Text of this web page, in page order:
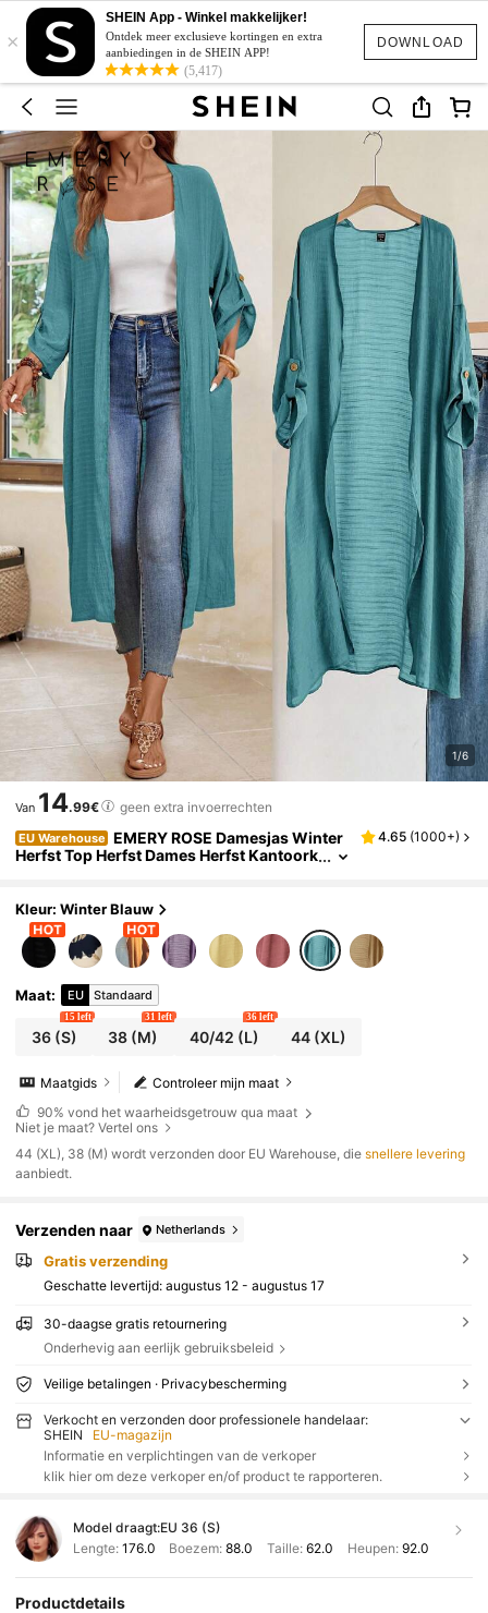
DOWNLOAD
×
SHEIN App - Winkel makkelijker!
Ontdek meer exclusieve kortingen en extra
aanbiedingen in de SHEIN APP!
(5,417)
1/6
Van 14.99€ geen extra invoerrechten
EU Warehouse EMERY ROSE Damesjas Winter
Herfst Top Herfst Dames Herfst Kantoork
4.65 (1000+)
Kleur: Winter Blauw
Maat: EU Standaard
36(S)
15 left
38 (M)
31 left
40/42 (L)
36 left
44(XL)
Controleer mijn maat
Maatgids
90% vond het waarheidsgetrouw qua maat
Niet je maat? Vertel ons
​44 (XL), 38 (M) wordt verzonden door EU Warehouse, diesnellere levering
aanbiedt.
Verzenden naar Netherlands
Gratis verzending
Geschatte levertijd: augustus 12 - augustus 17
30-daagse gratis retournering
Onderhevig aan eerlijk gebruiksbeleid
Veilige betalingen · Privacybescherming
Verkocht en verzonden door professionele handelaar:
SHEIN
EU-magazijn
Informatie en verplichtingen van de verkoper
klik hier om deze verkoper en/of product te rapporteren.
Model draagt:EU 36 (S)
Lengte: 176.0 Boezem:88.0 Taille: 62.0 Heupen: 92.0
Productdetails